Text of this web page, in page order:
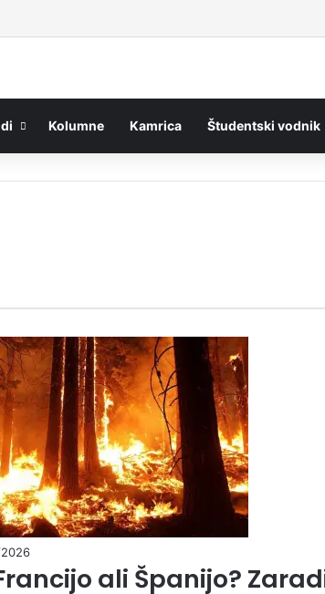
Kolumne Kamrica Študentski vodnik
ali Španijo?